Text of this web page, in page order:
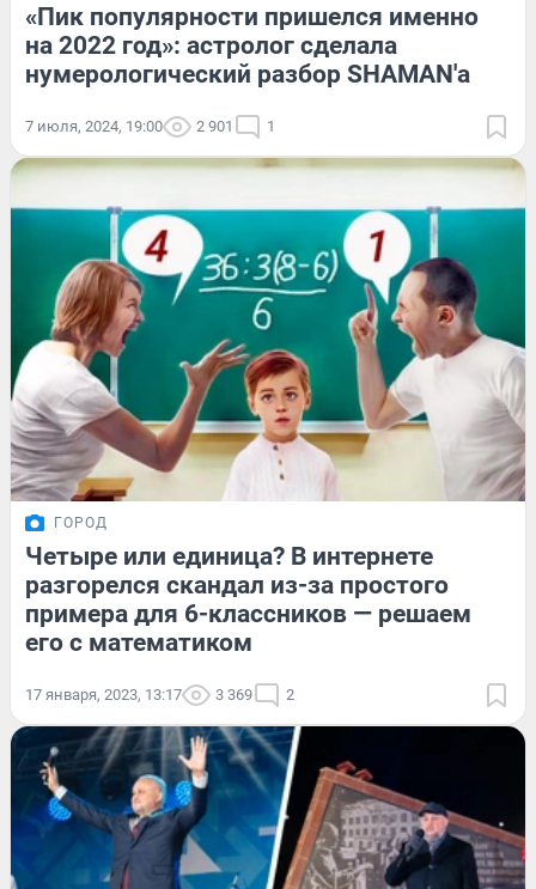
«Пик популярности пришелся именно
на 2022 год»: астролог сделала
нумерологический разбор SHAMAN'а
7 июля, 2024, 19:00 2 901 1
ГОРОД
Четыре или единица? В интернете
разгорелся скандал из-за простого
примера для 6-классников — решаем
его с математиком
17 января, 2023, 13:17 3 369 2